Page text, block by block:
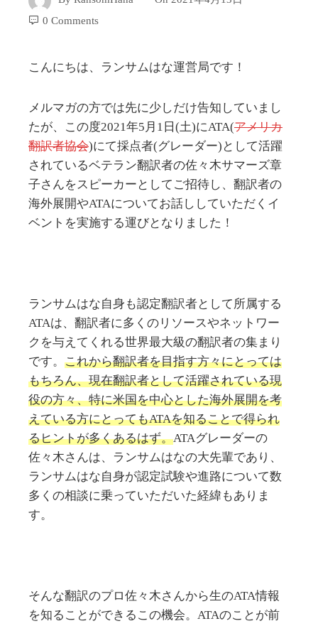
0 Comments
こんにちは、ランサムはな運営局です！
メルマガの方では先に少しだけ告知していまし
たが、この度2021年5月1日(土)にATA(アメリカ
翻訳者協会)にて採点者(グレーダー)として活躍
されているベテラン翻訳者の佐々木サマーズ章
子さんをスピーカーとしてご招待し、翻訳者の
海外展開やATAについてお話ししていただくイ
ベントを実施する運びとなりました！
ランサムはな自身も認定翻訳者として所属する
ATAは、翻訳者に多くのリソースやネットワー
クを与えてくれる世界最大級の翻訳者の集まり
です。 これから翻訳者を目指す方々にとっては
もちろん、現在翻訳者として活躍されている現
役の方々、特に米国を中心とした海外展開を考
えている方にとってもATAを知ることで得られ
るヒントが多くあるはず。ATAグレーダーの
佐々木さんは、ランサムはなの大先輩であり、
ランサムはな自身が認定試験や進路について数
多くの相談に乗っていただいた経緯もありま
す。
そんな翻訳のプロ佐々木さんから生のATA情報
を知ることができるこの機会。ATAのことが前